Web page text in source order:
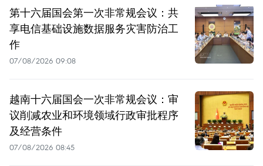
第十六届国会第一次非常规会议：共
享电信基础设施数据服务灾害防治工
作
07/08/2026 09:08
越南十六届国会一次非常规会议：审
议削减农业和环境领域行政审批程序
及经营条件
07/08/2026 08:45